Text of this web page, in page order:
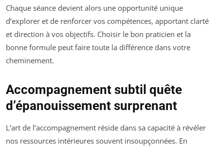
Chaque séance devient alors une opportunité unique
d’explorer et de renforcer vos compétences, apportant clarté
et direction à vos objectifs. Choisir le bon praticien et la
bonne formule peut faire toute la différence dans votre
cheminement.
Accompagnement subtil quête
d’épanouissement surprenant
L’art de l’accompagnement réside dans sa capacité à révéler
nos ressources intérieures souvent insoupçonnées. En